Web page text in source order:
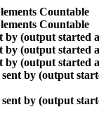
Countable
Countable
(output started
(output started
(output started
by (output
by (output